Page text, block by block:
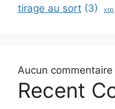
tirage au sort (3) xrp
Aucun
Recent